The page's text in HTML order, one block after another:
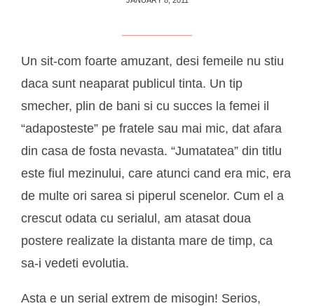
Un sit-com foarte amuzant, desi femeile nu stiu
daca sunt neaparat publicul tinta. Un tip
smecher, plin de bani si cu succes la femei il
“adaposteste” pe fratele sau mai mic, dat afara
din casa de fosta nevasta. “Jumatatea” din titlu
este fiul mezinului, care atunci cand era mic, era
de multe ori sarea si piperul scenelor. Cum el a
crescut odata cu serialul, am atasat doua
postere realizate la distanta mare de timp, ca
sa-i vedeti evolutia.
Asta e un serial extrem de misogin! Serios,